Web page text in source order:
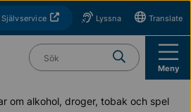
SjälvserviceÖppnas i nytt fönsterLyssna Translate
Vad söker du?
Meny
om alkohol, droger, tobak och spel